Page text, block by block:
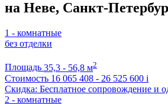
на Неве, Санкт-
1 - комнатные
без отделки
Площадь 35,3 - 56,8 м2
Стоимость 16 065 408 - 26 525 600 i
Скидка: Бесплатное сопровождение и
2 - комнатные